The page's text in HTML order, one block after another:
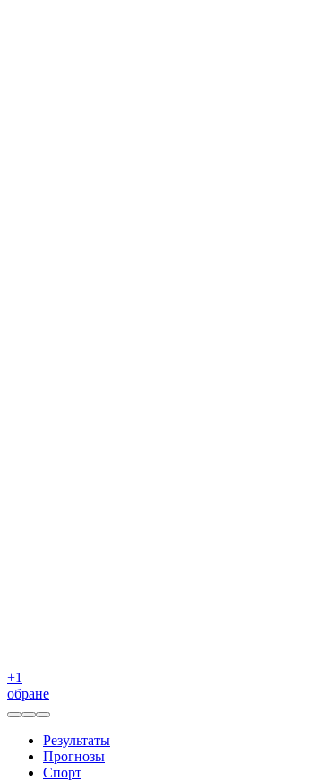
+1
обране
Результаты
Прогнозы
Спорт